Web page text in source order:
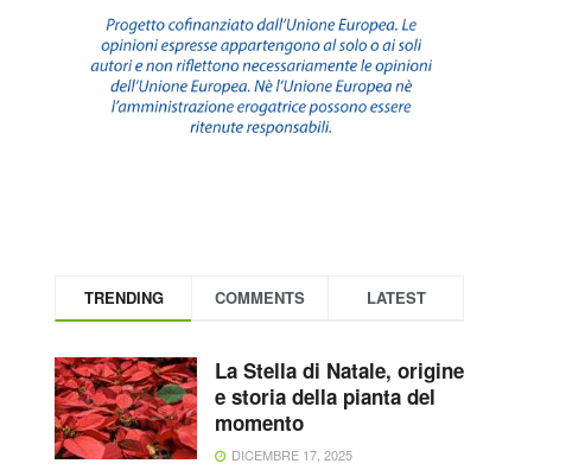
TRENDING COMMENTS LATEST
La Stella di Natale, origine
e storia della pianta del
momento
DICEMBRE 17, 2025